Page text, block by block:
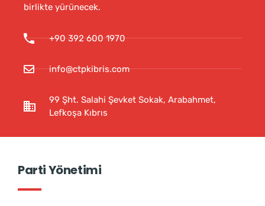
birlikte yürünecek.
+90 392 600 1970
info@ctpkibris.com
99 Şht. Salahi Şevket Sokak, Arabahmet,
Lefkoşa Kıbrıs
Parti Yönetimi